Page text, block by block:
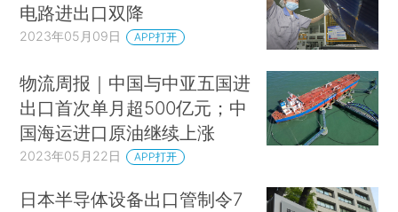
电路进出口双降
2023年05月09日 APP打开
物流周报｜中国与中亚五国进
出口首次单月超500亿元；中
国海运进口原油继续上涨
2023年05月22日 APP打开
日本半导体设备出口管制令7